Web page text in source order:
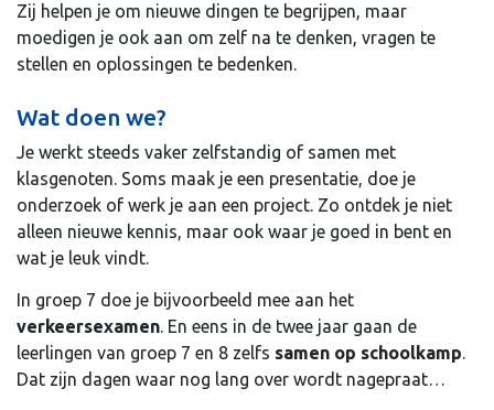
Zij helpen je om nieuwe dingen te begrijpen, maar
moedigen je ook aan om zelf na te denken, vragen te
stellen en oplossingen te bedenken.
Wat doen we?
Je werkt steeds vaker zelfstandig of samen met
klasgenoten. Soms maak je een presentatie, doe je
onderzoek of werk je aan een project. Zo ontdek je niet
alleen nieuwe kennis, maar ook waar je goed in bent en
wat je leuk vindt.
In groep 7 doe je bijvoorbeeld mee aan het
verkeersexamen. En eens in de twee jaar gaan de
leerlingen van groep 7 en 8 zelfs samen op schoolkamp.
Dat zijn dagen waar nog lang over wordt nagepraat…